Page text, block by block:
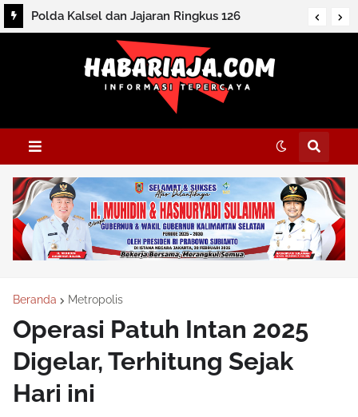
Polda Kalsel dan Jajaran Ringkus 126
Tersangka dan Sita Ratusan Barbuk
Beranda Metropolis
Operasi Patuh Intan 2025
Digelar, Terhitung Sejak
Hari ini